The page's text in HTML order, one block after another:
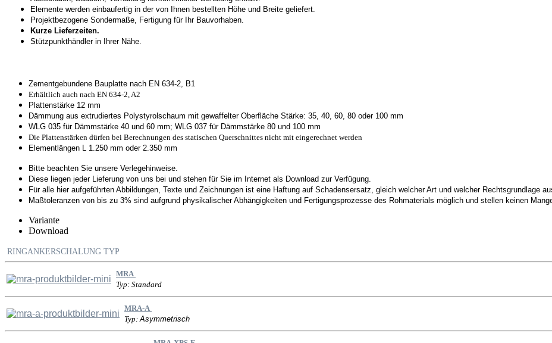
Elemente werden einbaufertig in der von Ihnen bestellten Höhe und Breite geliefert.
Projektbezogene Sondermaße, Fertigung für Ihr Bauvorhaben.
Kurze Lieferzeiten.
Stützpunkthändler in Ihrer Nähe.
Zementgebundene Bauplatte nach EN 634-2, B1
Erhältlich auch nach EN 634-2, A2
Plattenstärke 12 mm
Dämmung aus extrudiertes Polystyrolschaum mit gewaffelter Oberfläche Stärke: 35, 40, 60, 80 oder 100 mm
WLG 035 für Dämmstärke 40 und 60 mm; WLG 037 für Dämmstärke 80 und 100 mm
Die Plattenstärken dürfen bei Berechnungen des statischen Querschnittes nicht mit eingerechnet werden
Elementlängen L 1.250 mm oder 2.350 mm
Bitte beachten Sie unsere Verlegehinweise.
Diese liegen jeder Lieferung von uns bei und stehen für Sie im Internet als Download zur Verfügung.
Für alle hier aufgeführten Abbildungen, Texte und Zeichnungen ist eine Haftung auf Schadensersatz, gleich welcher Art und welcher Rechtsgrundlage
Maßtoleranzen von bis zu 3% sind aufgrund physikalischer Abhängigkeiten und Fertigungsprozesse des Rohmaterials möglich und stellen keinen
Variante
Download
RINGANKERSCHALUNG TYP
MRA
Typ: Standard
MRA-A
Typ:Asymmetrisch